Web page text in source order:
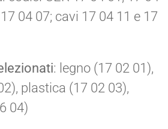
04 07; cavi 17 04 11 e 17
: legno (17 02 01),
plastica (17 02 03),
04)